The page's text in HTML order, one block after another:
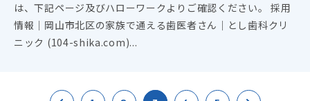
は、下記ページ及びハローワークよりご確認ください。 採用
情報｜岡山市北区の家族で通える歯医者さん｜とし歯科クリ
ニック (104-shika.com)...